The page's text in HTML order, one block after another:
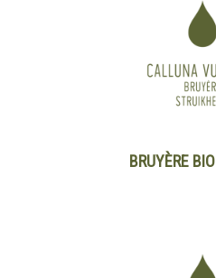
BRUYÈRE BIO